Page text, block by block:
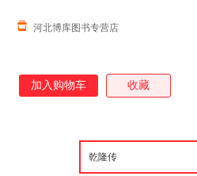
河北博库图书专营店
加入购物车 收藏